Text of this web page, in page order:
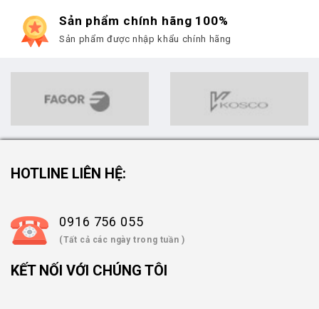
Sản phẩm chính hãng 100%
Sản phẩm được nhập khẩu chính hãng
HOTLINE LIÊN HỆ:
0916 756 055
(Tất cả các ngày trong tuần )
KẾT NỐI VỚI CHÚNG TÔI